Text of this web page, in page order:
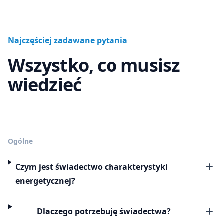
Najczęściej zadawane pytania
Wszystko, co musisz
wiedzieć
Ogólne
Czym jest świadectwo charakterystyki
energetycznej?
Dlaczego potrzebuję świadectwa?